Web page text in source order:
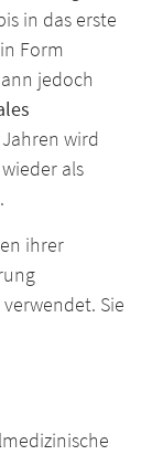
in das erste
Form
jedoch
wird
als
ihrer
Sie